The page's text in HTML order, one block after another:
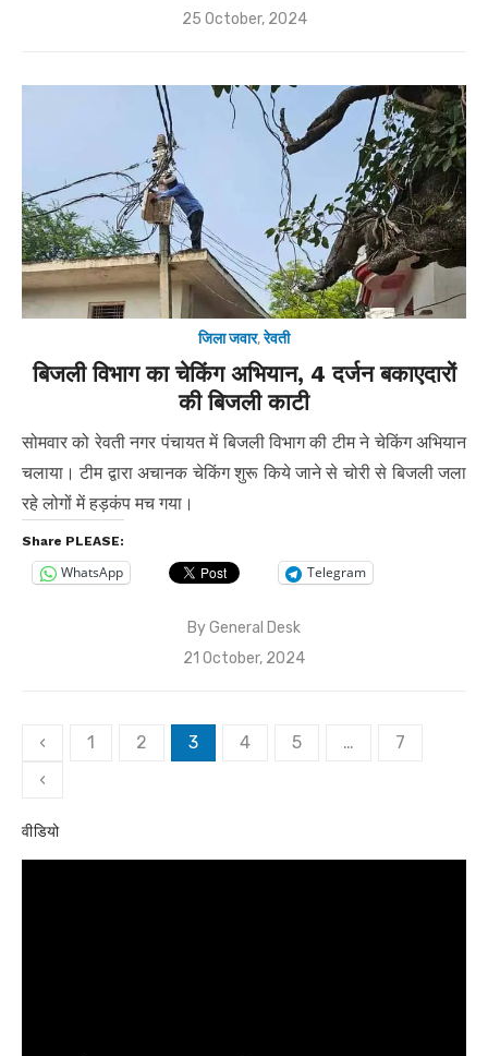
Posted
25 October, 2024
जिला जवार,रेवती
बिजली विभाग का चेकिंग अभियान, 4 दर्जन बकाएदारों
की बिजली काटी
सोमवार को रेवती नगर पंचायत में बिजली विभाग की टीम ने चेकिंग अभियान
चलाया। टीम द्वारा अचानक चेकिंग शुरू किये जाने से चोरी से बिजली जला
रहे लोगों में हड़कंप मच गया।
Share PLEASE:
WhatsApp Telegram
ByGeneral Desk
Posted
21 October, 2024
Posts
pagination
‹ 1 2 3 4 5 …
7
‹
वीडियो